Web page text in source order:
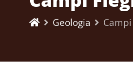
Geologia